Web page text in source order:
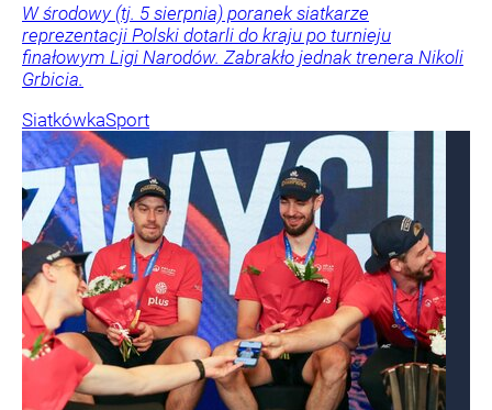
W środowy (tj. 5 sierpnia) poranek siatkarze
reprezentacji Polski dotarli do kraju po turnieju
finałowym Ligi Narodów. Zabrakło jednak trenera Nikoli
Grbicia.
SiatkówkaSport